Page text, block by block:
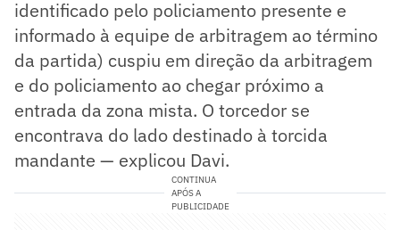
identificado pelo policiamento presente e
informado à equipe de arbitragem ao término
da partida) cuspiu em direção da arbitragem
e do policiamento ao chegar próximo a
entrada da zona mista. O torcedor se
encontrava do lado destinado à torcida
mandante — explicou Davi.
CONTINUA
APÓS A
PUBLICIDADE